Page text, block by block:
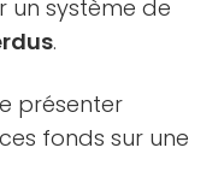
un système de
.
présenter
fonds sur une